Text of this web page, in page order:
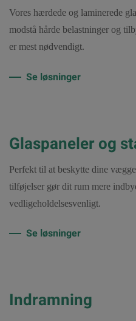
Vores hærdede og laminerede
modstå hårde belastninger og
er mest nødvendigt.
Se løsninger
Glaspaneler og
Perfekt til at beskytte dine
tilføjelser gør dit rum mere
vedligeholdelsesvenligt.
Se løsninger
Indramning